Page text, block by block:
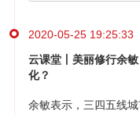
2020-05-25 19:25:33
云课堂丨美丽修行余
化？
余敏表示，三四五线